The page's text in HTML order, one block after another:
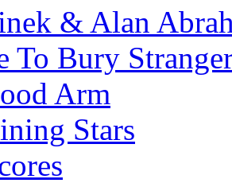
& Alan
To Bury
Arm
Stars